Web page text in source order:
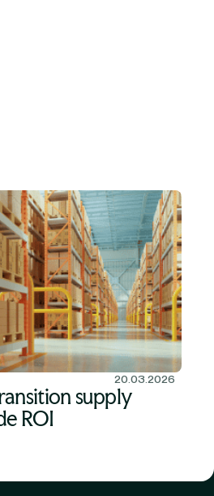
20.03.2026
supply
ROI